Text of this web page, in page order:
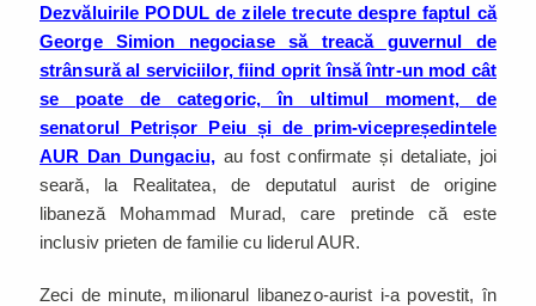
Dezvăluirile PODUL de zilele trecute despre faptul că
George Simion negociase să treacă guvernul de
strânsură al serviciilor, fiind oprit însă într-un mod cât
se poate de categoric, în ultimul moment, de
senatorul Petrișor Peiu și de prim-vicepreședintele
AUR Dan Dungaciu,au fost confirmate și detaliate, joi
seară, la Realitatea, de deputatul aurist de origine
libaneză Mohammad Murad, care pretinde că este
inclusiv prieten de familie cu liderul AUR.
Zeci de minute, milionarul libanezo-aurist i-a povestit, în